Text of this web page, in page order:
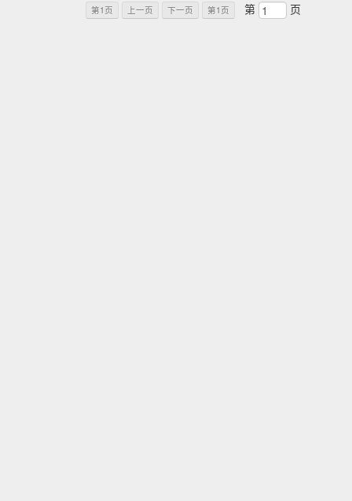
第1页 上一页 下一页 第1页 第 页